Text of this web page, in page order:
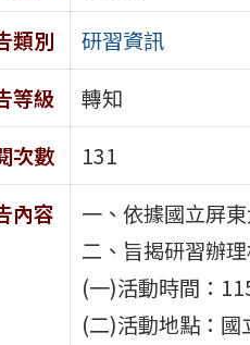
類別
研習資訊
等級
轉知
次數
131
內容
一、依據國立屏
二、旨揭研習辦
(一)活動時間：
(二)活動地點：國